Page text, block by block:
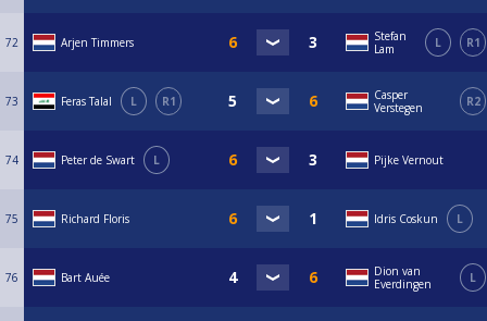
72 Arjen Timmers
Stefan
Lam
L R1
73 Feras Talal L R1
Casper
Verstegen
R2
74 Peter de Swart L Pijke Vernout
75 Richard Floris Idris Coskun L
76 Bart Auée
Dion van
Everdingen
L